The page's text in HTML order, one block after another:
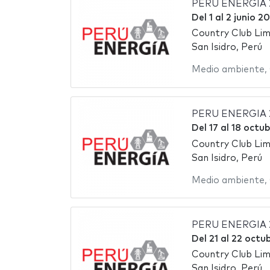
PERU ENERGIA
Del 1 al 2 junio
Country Club
San Isidro, Perú
Medio ambiente,
PERU ENERGIA
Del 17 al 18
Country Club
San Isidro, Perú
Medio ambiente,
PERU ENERGIA
Del 21 al 22
Country Club